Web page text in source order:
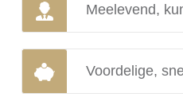
Meelevend,
Voordelige,